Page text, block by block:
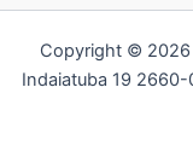
Copyright © 2026
Indaiatuba 19